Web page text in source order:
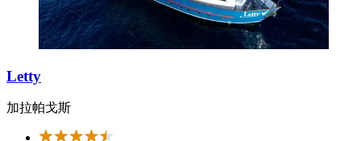
Letty
加拉帕戈斯